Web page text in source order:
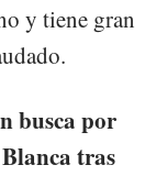
y tiene gran
busca por
tras